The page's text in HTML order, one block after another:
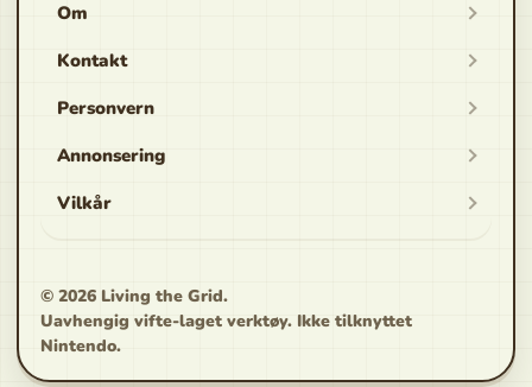
Om
Kontakt
Personvern
Annonsering
Vilkår
© 2026 Living the Grid.
Uavhengig vifte-laget verktøy. Ikke tilknyttet
Nintendo.